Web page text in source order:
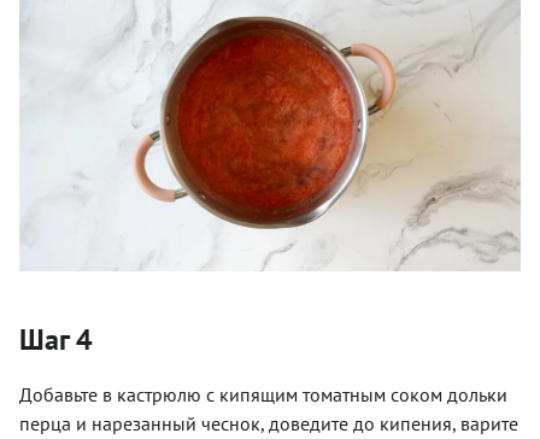
Шаг 4
Добавьте в кастрюлю с кипящим томатным соком дольки
перца и нарезанный чеснок, доведите до кипения, варите